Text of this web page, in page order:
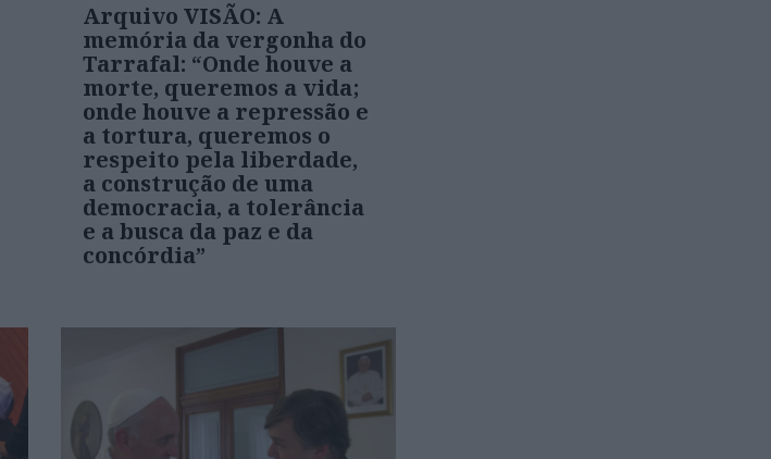
Arquivo VISÃO: A
memória da vergonha do
Tarrafal: “Onde houve a
morte, queremos a vida;
onde houve a repressão e
a tortura, queremos o
respeito pela liberdade,
a construção de uma
democracia, a tolerância
e a busca da paz e da
concórdia”